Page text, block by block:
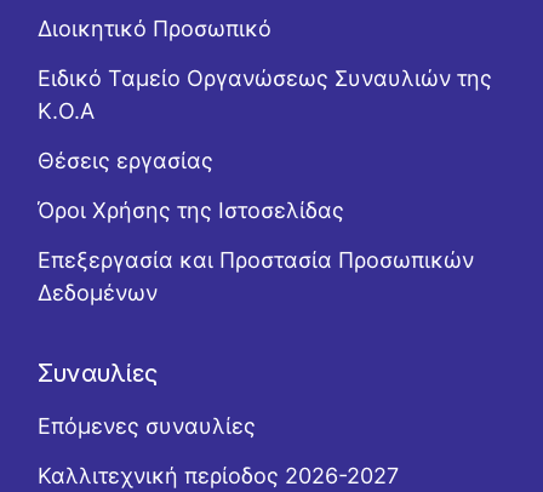
Διοικητικό Προσωπικό
Ειδικό Ταμείο Οργανώσεως Συναυλιών της
Κ.Ο.Α
Θέσεις εργασίας
Όροι Χρήσης της Ιστοσελίδας
Επεξεργασία και Προστασία Προσωπικών
Δεδομένων
Συναυλίες
Επόμενες συναυλίες
Καλλιτεχνική περίοδος 2026-2027